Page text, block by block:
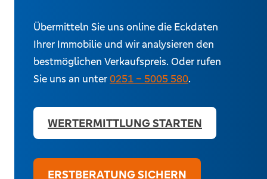
Übermitteln Sie uns online die Eckdaten
Ihrer Immobilie und wir analysieren den
bestmöglichen Verkaufspreis. Oder rufen
Sie uns an unter0251 – 5005 580.
WERTERMITTLUNG STARTEN
ERSTBERATUNG SICHERN